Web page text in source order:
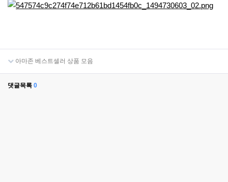
아마존 베스트셀러 상품 모음
댓글목록 0